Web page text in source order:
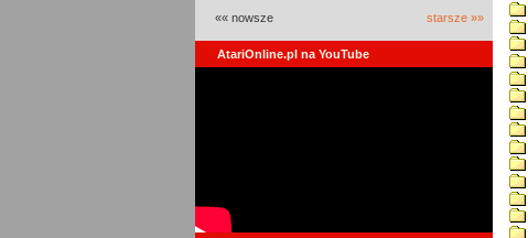
«« nowsze starsze »»
AtariOnline.pl na YouTube